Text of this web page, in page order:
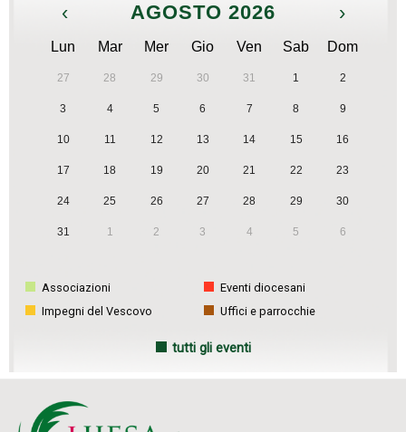
‹ AGOSTO 2026 ›
Lun Mar Mer Gio Ven Sab Dom
27 28 29 30 31 1 2
3 4 5 6 7 8 9
10 11 12 13 14 15 16
17 18 19 20 21 22 23
24 25 26 27 28 29 30
31 1 2 3 4 5 6
Associazioni
Eventi diocesani
Impegni del Vescovo
Uffici e parrocchie
tutti gli eventi